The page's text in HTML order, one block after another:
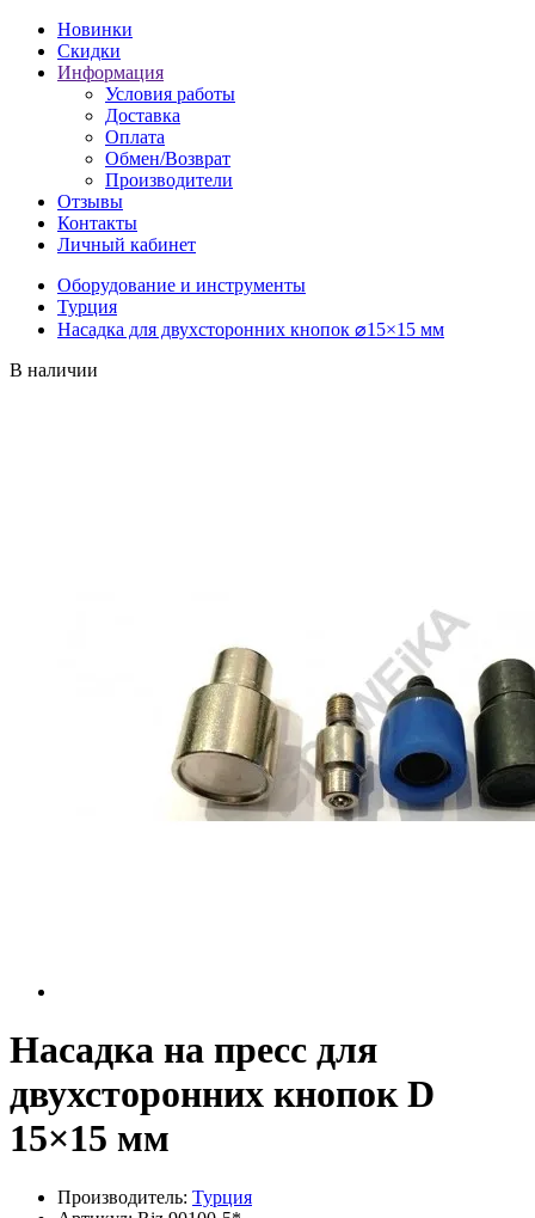
Новинки
Скидки
Информация
Условия работы
Доставка
Оплата
Обмен/Возврат
Производители
Отзывы
Контакты
Личный кабинет
Оборудование и инструменты
Турция
Насадка для двухсторонних кнопок ⌀15×15 мм
В наличии
Насадка на пресс для
двухсторонних кнопок D
15×15 мм
Производитель: Турция